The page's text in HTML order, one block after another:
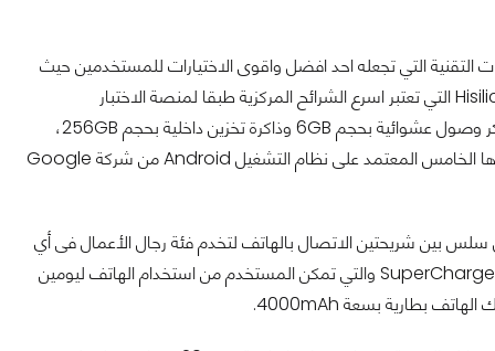
التقنية التي تجعله احد افضل واقوى الاختيارات للمستخدمين حيث
التي تعتبر اسرع الشرائح المركزية طبقا لمنصة الاختبار
وصول عشوائية بحجم 6GB وذاكرة تخزين داخلية بحجم 256GB،
الخامس المعتمد على نظام التشغيل Androidمن شركة Google
سلس بين شريحتين الاتصال بالهاتف لتخدم فئة رجال الأعمال فى أي
SuperCharge والتي تمكن المستخدم من استخدام الهاتف ليومين
الهاتف بطارية بسعة 4000mAh
.